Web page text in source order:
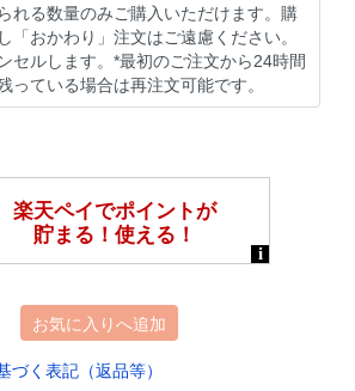
れる数量のみご購入いただけます。購
「おかわり」注文はご遠慮ください。
セルします。*最初のご注文から24時間
っている場合は再注文可能です。
お気に入りへ追加
づく表記（返品等）